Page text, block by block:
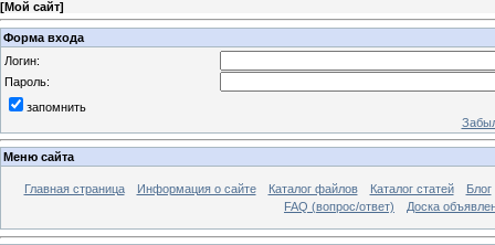
[Мой сайт]
Форма входа
Логин:
Пароль:
запомнить
Меню сайта
Главная страница Информация о сайте Каталог файлов Каталог статей
Блог
FAQ (вопрос/ответ)
Доска